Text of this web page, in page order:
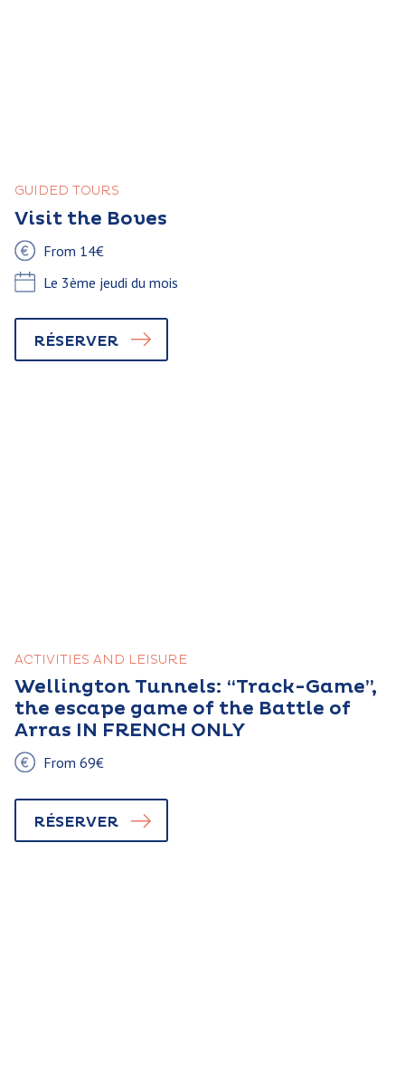
GUIDED TOURS
Visit the Boves
From 14€
Le 3ème jeudi du mois
RÉSERVER
ACTIVITIES AND LEISURE
Wellington Tunnels: “Track-Game”,
the escape game of the Battle of
Arras IN FRENCH ONLY
From 69€
RÉSERVER